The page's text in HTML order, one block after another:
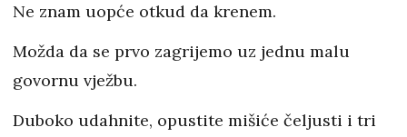
Ne znam uopće otkud da krenem.
Možda da se prvo zagrijemo uz jednu malu
govornu vježbu.
Duboko udahnite, opustite mišiće čeljusti i tri